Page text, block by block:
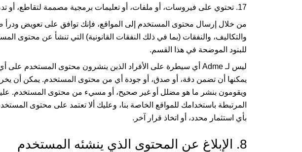
17. تحتوي على فيروسات، أو ملفات، أو تعليمات برمجية مصممة لتقاطع، أو تدمر، أو تحد من وظائف مواقعنا
من خلال إرسال محتوى المستخدم إلى المواقع، فإنك توافق على تعويض ودرأ
والتكاليف، والنفقات (بما في ذلك النفقات القانونية) التي تنشأ عن محتوى
للبنود الموضحة في هذا القسم.
ليس لـ Adme أي سيطرة على الأفراد الذين ينشرون محتوى المستخدم على أي
يمكنها أن تضمن دقة، أو صدق، أو جودة أي من محتوى المستخدم. يمكن أن
ويقومون بنشر ما هو مضلل أو غير صحيح، أو مسيء من محتوى المستخدم.
المرتبطة باستخدامك للمواقع الخاصة بنا، وعليك ألا تعتمد على محتوى
بأي استثمار محدد، أو اتخاذ قرار آخر.
8. الإبلاغ عن المحتوى الذي ينشئه المستخدم